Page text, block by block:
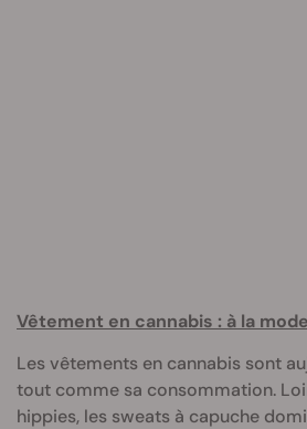
Vêtement en cannabis : à la
Les vêtements en cannabis sont
tout comme sa consommation.
hippies, les sweats à capuche